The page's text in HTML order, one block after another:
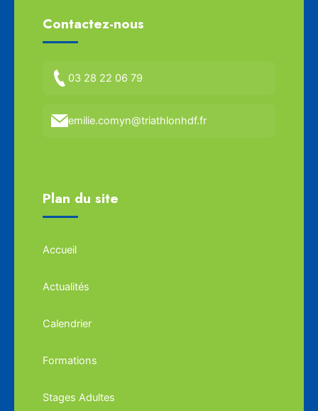
Contactez-nous
03 28 22 06 79
emilie.comyn@triathlonhdf.fr
Plan du site
Accueil
Actualités
Calendrier
Formations
Stages Adultes